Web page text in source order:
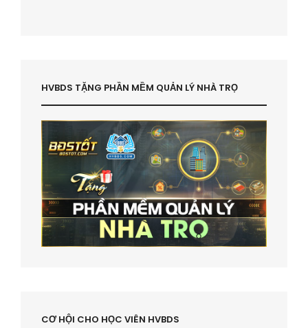
HVBDS TẶNG PHẦN MỀM QUẢN LÝ NHÀ TRỌ
CƠ HỘI CHO HỌC VIÊN HVBDS